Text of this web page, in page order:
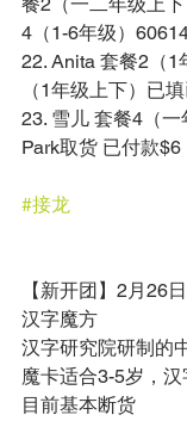
4（1-6年级）
22. Anita 套餐2（1
（1年级上下）已
23. 雪儿 套餐4（
Park取货 已付款$6
#接龙
【新开团】2月26
汉字魔方
汉字研究院研制的
魔卡适合3-5岁，汉
目前基本断货